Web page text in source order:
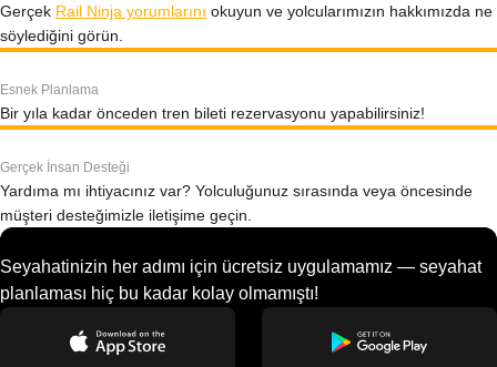
Gerçek Rail Ninja yorumlarını okuyun ve yolcularımızın hakkımızda ne
söylediğini görün.
Esnek Planlama
Bir yıla kadar önceden tren bileti rezervasyonu yapabilirsiniz!
Gerçek İnsan Desteği
Yardıma mı ihtiyacınız var? Yolculuğunuz sırasında veya öncesinde
müşteri desteğimizle iletişime geçin.
Seyahatinizin her adımı için ücretsiz uygulamamız — seyahat
planlaması hiç bu kadar kolay olmamıştı!